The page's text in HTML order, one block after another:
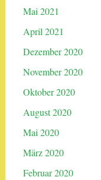
Mai 2021
April 2021
Dezember 2020
November 2020
Oktober 2020
August 2020
Mai 2020
März 2020
Februar 2020